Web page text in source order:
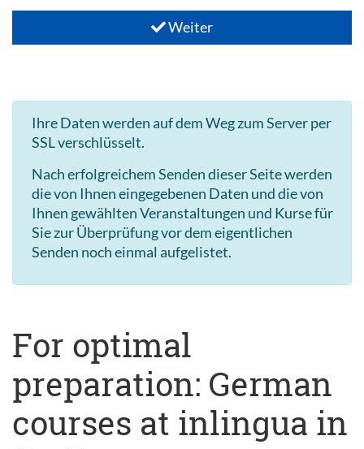
Weiter
Ihre Daten werden auf dem Weg zum Server per
SSL verschlüsselt.
Nach erfolgreichem Senden dieser Seite werden
die von Ihnen eingegebenen Daten und die von
Ihnen gewählten Veranstaltungen und Kurse für
Sie zur Überprüfung vor dem eigentlichen
Senden noch einmal aufgelistet.
For optimal
preparation: German
courses at inlingua in